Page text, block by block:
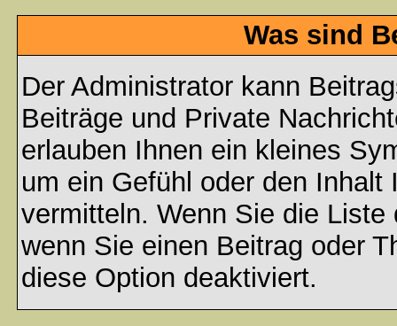
Was sind
Der Administrator kann
Beiträge und Private
erlauben Ihnen ein kleines
um ein Gefühl oder den
vermitteln. Wenn Sie die
wenn Sie einen Beitrag oder
diese Option deaktiviert.